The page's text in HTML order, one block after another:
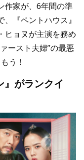
作家が、6年間の準
『ペントハウス』
ヒョヌが主演を務め
ースト夫婦”の最悪
う！
』がランクイ